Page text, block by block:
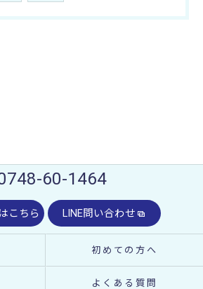
60-1464
こちら LINE問い合わせ
初めての方へ
よくある質問